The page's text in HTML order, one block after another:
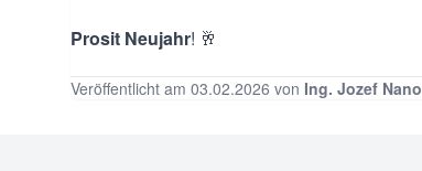
Prosit Neujahr! 🥂
Veröffentlicht am 03.02.2026 von Ing. Jozef Nano